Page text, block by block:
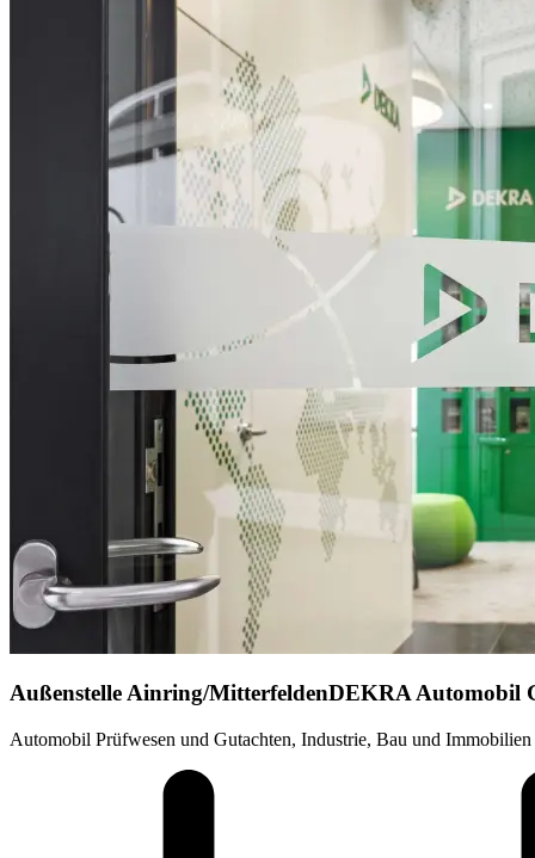
Außenstelle Ainring/MitterfeldenDEKRA Automobil
Automobil Prüfwesen und Gutachten, Industrie, Bau und Immobilien